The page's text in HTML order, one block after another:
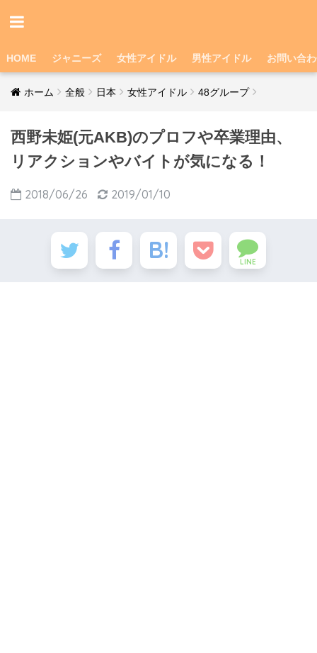
HOME ジャニーズ 女性アイドル 男性アイドル お問い合
ホーム 全般 日本 女性アイドル 48グループ
西野未姫(元AKB)のプロフや卒業理由、
リアクションやバイトが気になる！
2018/06/26 2019/01/10
LINE